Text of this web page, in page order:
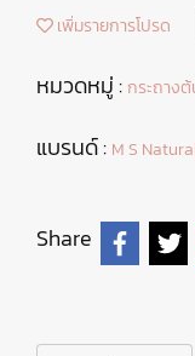
เพิ่มรายการโปรด
หมวดหมู่ :กระถางต้
แบรนด์ : M S
Share